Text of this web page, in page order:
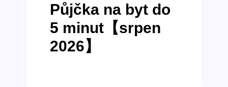
Půjčka na byt do
5 minut【srpen
2026】